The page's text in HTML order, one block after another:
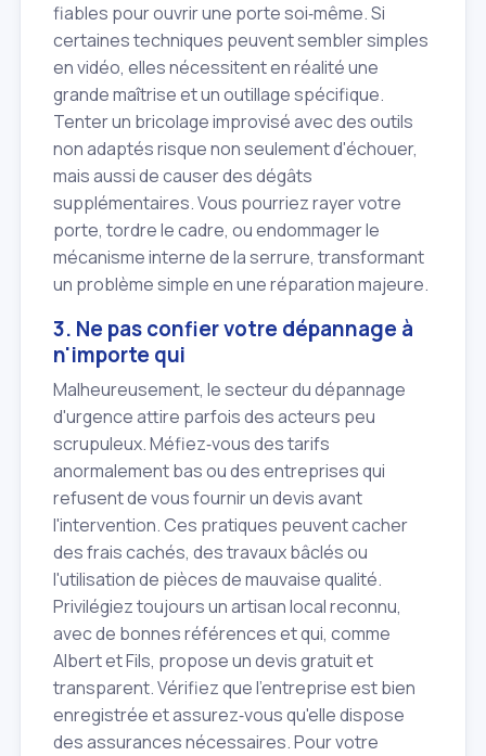
fiables pour ouvrir une porte soi‑même. Si
certaines techniques peuvent sembler simples
en vidéo, elles nécessitent en réalité une
grande maîtrise et un outillage spécifique.
Tenter un bricolage improvisé avec des outils
non adaptés risque non seulement d'échouer,
mais aussi de causer des dégâts
supplémentaires. Vous pourriez rayer votre
porte, tordre le cadre, ou endommager le
mécanisme interne de la serrure, transformant
un problème simple en une réparation majeure.
3. Ne pas confier votre dépannage à
n'importe qui
Malheureusement, le secteur du dépannage
d'urgence attire parfois des acteurs peu
scrupuleux. Méfiez‑vous des tarifs
anormalement bas ou des entreprises qui
refusent de vous fournir un devis avant
l'intervention. Ces pratiques peuvent cacher
des frais cachés, des travaux bâclés ou
l'utilisation de pièces de mauvaise qualité.
Privilégiez toujours un artisan local reconnu,
avec de bonnes références et qui, comme
Albert et Fils, propose un devis gratuit et
transparent. Vérifiez que l'entreprise est bien
enregistrée et assurez‑vous qu'elle dispose
des assurances nécessaires. Pour votre